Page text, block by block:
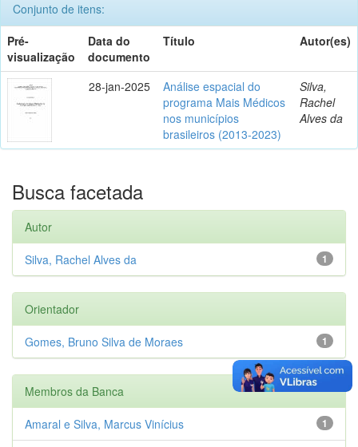
Conjunto de itens:
Pré-
visualização
Data do
documento
Título Autor(es)
28-jan-2025
Análise espacial do
programa Mais Médicos
nos municípios
brasileiros (2013-2023)
Silva,
Rachel
Alves da
Busca facetada
Autor
1
Silva, Rachel Alves da
Orientador
1
Gomes, Bruno Silva de Moraes
Membros da Banca
1
Amaral e Silva, Marcus Vinícius